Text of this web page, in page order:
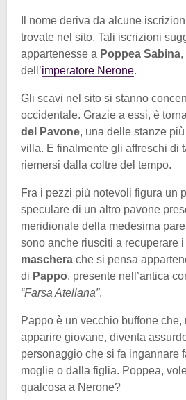
Il nome deriva da alcune
trovate nel sito. Tali iscrizioni
appartenesse a Poppea Sabina,
dell’imperatore Nerone.
Gli scavi nel sito si stanno
occidentale. Grazie a essi, è
del Pavone, una delle stanze
villa. E finalmente gli affreschi di
riemersi dalla coltre del tempo.
Fra i pezzi più notevoli figura un
speculare di un altro pavone
meridionale della medesima
sono anche riusciti a recuperare i
maschera che si pensa
di Pappo, presente nell’antica
“Farsa Atellana”.
Pappo è un vecchio buffone che,
apparire giovane, diventa
personaggio che si fa ingannare
moglie o dalla figlia. Poppea,
qualcosa a Nerone?